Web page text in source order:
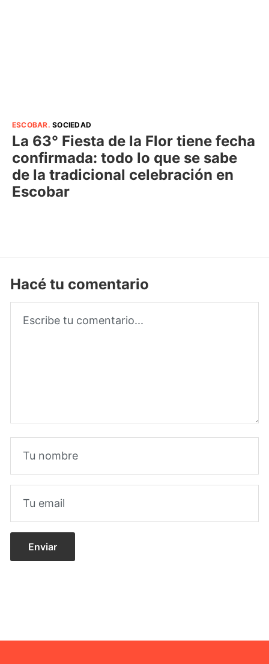
ESCOBAR.SOCIEDAD
La 63° Fiesta de la Flor tiene fecha
confirmada: todo lo que se sabe
de la tradicional celebración en
Escobar
Hacé tu comentario